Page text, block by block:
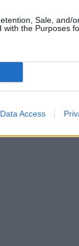
Sale, and/
the Purposes
Data Access
tornano
prende